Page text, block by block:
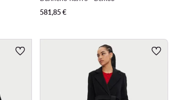
581,85€